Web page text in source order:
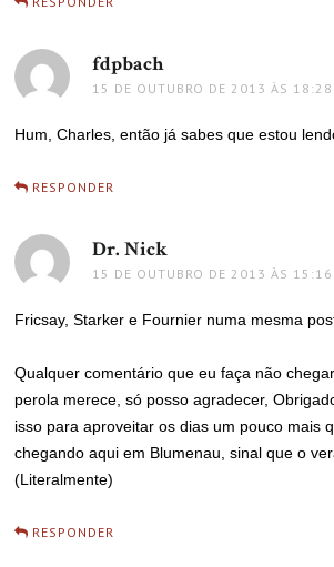
fdpbachdisse:
15 DE OUTUBRO DE 2013 ÀS 18:28
Hum, Charles, então já sabes que estou
RESPONDER
Dr. Nick
15 DE OUTUBRO DE 2013 ÀS 15:16
Fricsay, Starker e Fournier numa mesma
Qualquer comentário que eu faça não
perola merece, só posso agradecer,
isso para aproveitar os dias um pouco mais
chegando aqui em Blumenau, sinal que o
(Literalmente)
RESPONDER